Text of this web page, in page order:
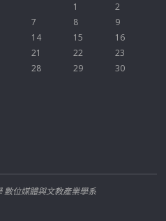
1
2
7 8
9
14 15
16
21 22
23
28 29
30
位媒體與文教產業學系